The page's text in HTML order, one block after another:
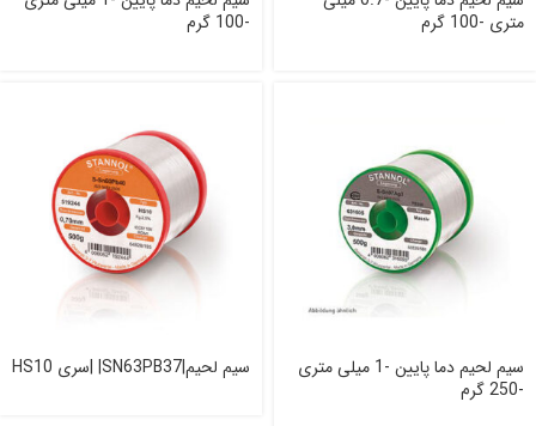
متری -100 گرم
-100 گرم
سیم لحیم دما پایین -1 میلی متری
-250 گرم
سیم لحیم|SN63PB37| |سری HS10